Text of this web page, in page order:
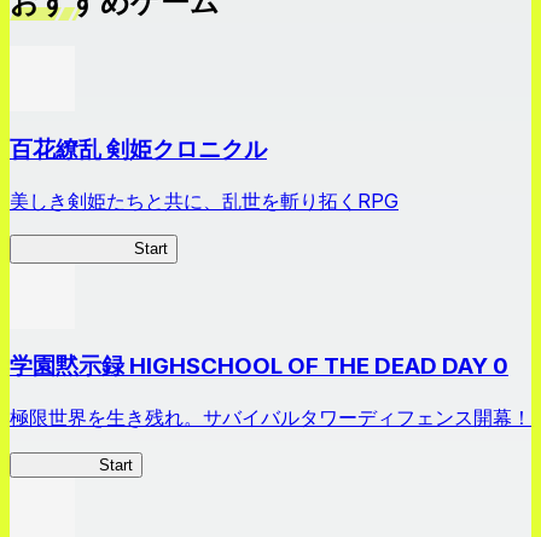
百花繚乱 剣姫クロニクル
美しき剣姫たちと共に、乱世を斬り拓くRPG
Start
学園黙示録 HIGHSCHOOL OF THE DEAD DAY 0
極限世界を生き残れ。サバイバルタワーディフェンス開幕！
Start